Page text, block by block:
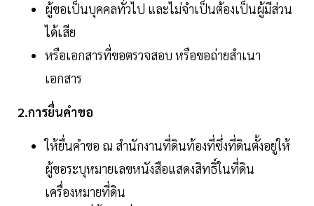
ผู้ขอเป็นบุคคลทั่วไป และไม่จำเป็นต้องเป็นผู้มีส่วน
ได้เสีย
หรือเอกสารที่ขอตรวจสอบ หรือขอถ่ายสำเนา
เอกสาร
2.การยื่นคำขอ
ให้ยื่นคำขอ ณ สำนักงานที่ดินท้องที่ซึ่งที่ดินตั้งอยู่ให้
ผู้ขอระบุหมายเลขหนังสือแสดงสิทธิ์ในที่ดิน
เครื่องหมายที่ดิน